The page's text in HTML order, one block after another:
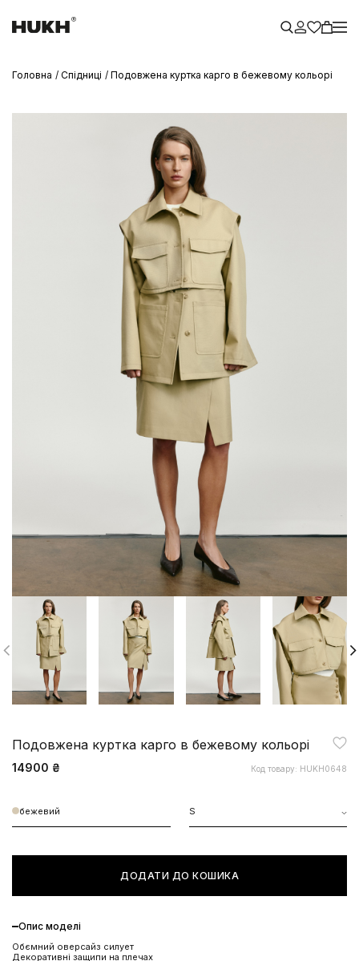
Головна Спідниці Подовжена куртка карго в бежевому кольорі
Подовжена куртка карго в бежевому кольорі
14900 ₴ Код товару: HUKH0648
бежевий S
ДОДАТИ ДО КОШИКА
Опис моделі
Обємний оверсайз силует
Декоративні защипи на плечах